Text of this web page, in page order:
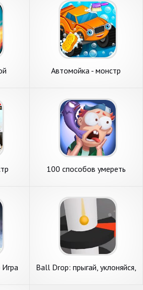
Автомойка - монстр
100 способов умереть
Ball Drop: прыгай, уклоняйся,